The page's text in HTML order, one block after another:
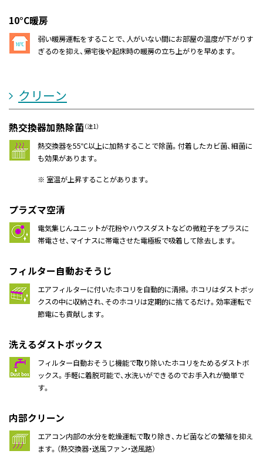
10°C暖房
弱い暖房運転をすることで、人がいない間にお部屋の温度が下がりす
ぎるのを抑え、帰宅後や起床時の暖房の立ち上がりを早めます。
クリーン
熱交換器加熱除菌 （注1）
熱交換器を55℃以上に加熱することで除菌。付着したカビ菌、細菌に
も効果があります。
※ 室温が上昇することがあります。
プラズマ空清
電気集じんユニットが花粉やハウスダストなどの微粒子をプラスに
帯電させ、マイナスに帯電させた電極板で吸着して除去します。
フィルター自動おそうじ
エアフィルターに付いたホコリを自動的に清掃。ホコリはダストボッ
クスの中に収納され、そのホコリは定期的に捨てるだけ。効率運転で
節電にも貢献します。
洗えるダストボックス
フィルター自動おそうじ機能で取り除いたホコリをためるダストボ
ックス。手軽に着脱可能で、水洗いができるのでお手入れが簡単で
す。
内部クリーン
エアコン内部の水分を乾燥運転で取り除き、カビ菌などの繁殖を抑え
ます。（熱交換器・送風ファン・送風路）